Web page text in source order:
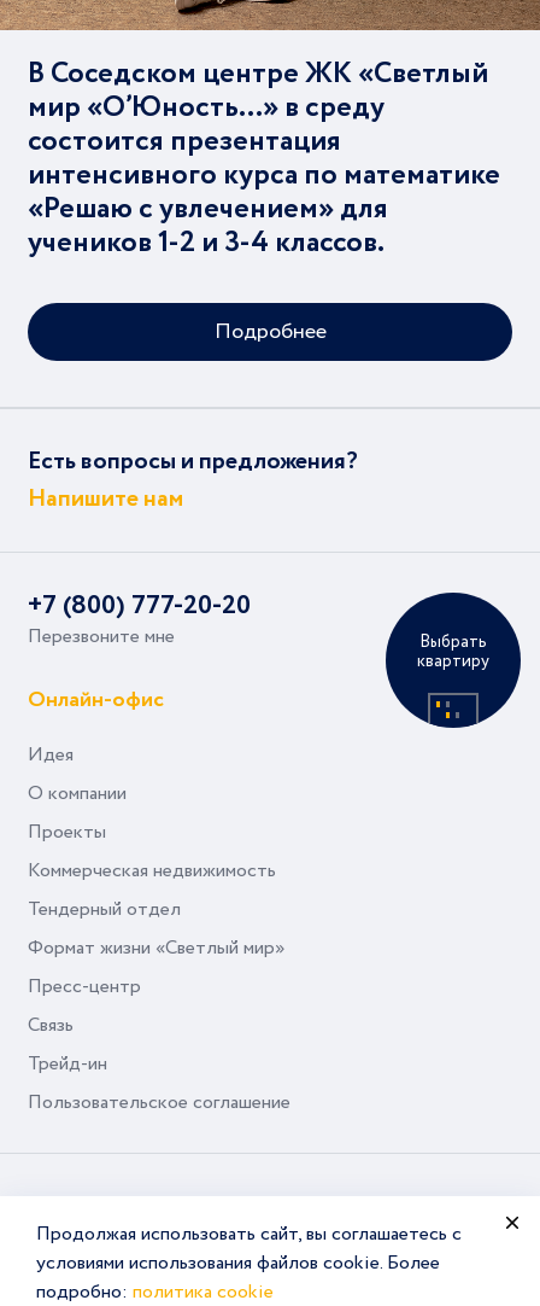
Продолжая использовать сайт, вы соглашаетесь с
условиями использования файлов cookie. Более
подробно: политика cookie
Выбрать
квартиру
В Соседском центре ЖК «Светлый
мир «О’Юность…» в среду
состоится презентация
интенсивного курса по математике
«Решаю с увлечением» для
учеников 1-2 и 3-4 классов.
Подробнее
Есть вопросы и предложения?
Напишите нам
+7 (800) 777-20-20
Перезвоните мне
Онлайн-офис
Идея
О компании
Проекты
Коммерческая недвижимость
Тендерный отдел
Формат жизни «Светлый мир»
Пресс-центр
Связь
Трейд-ин
Пользовательское соглашение